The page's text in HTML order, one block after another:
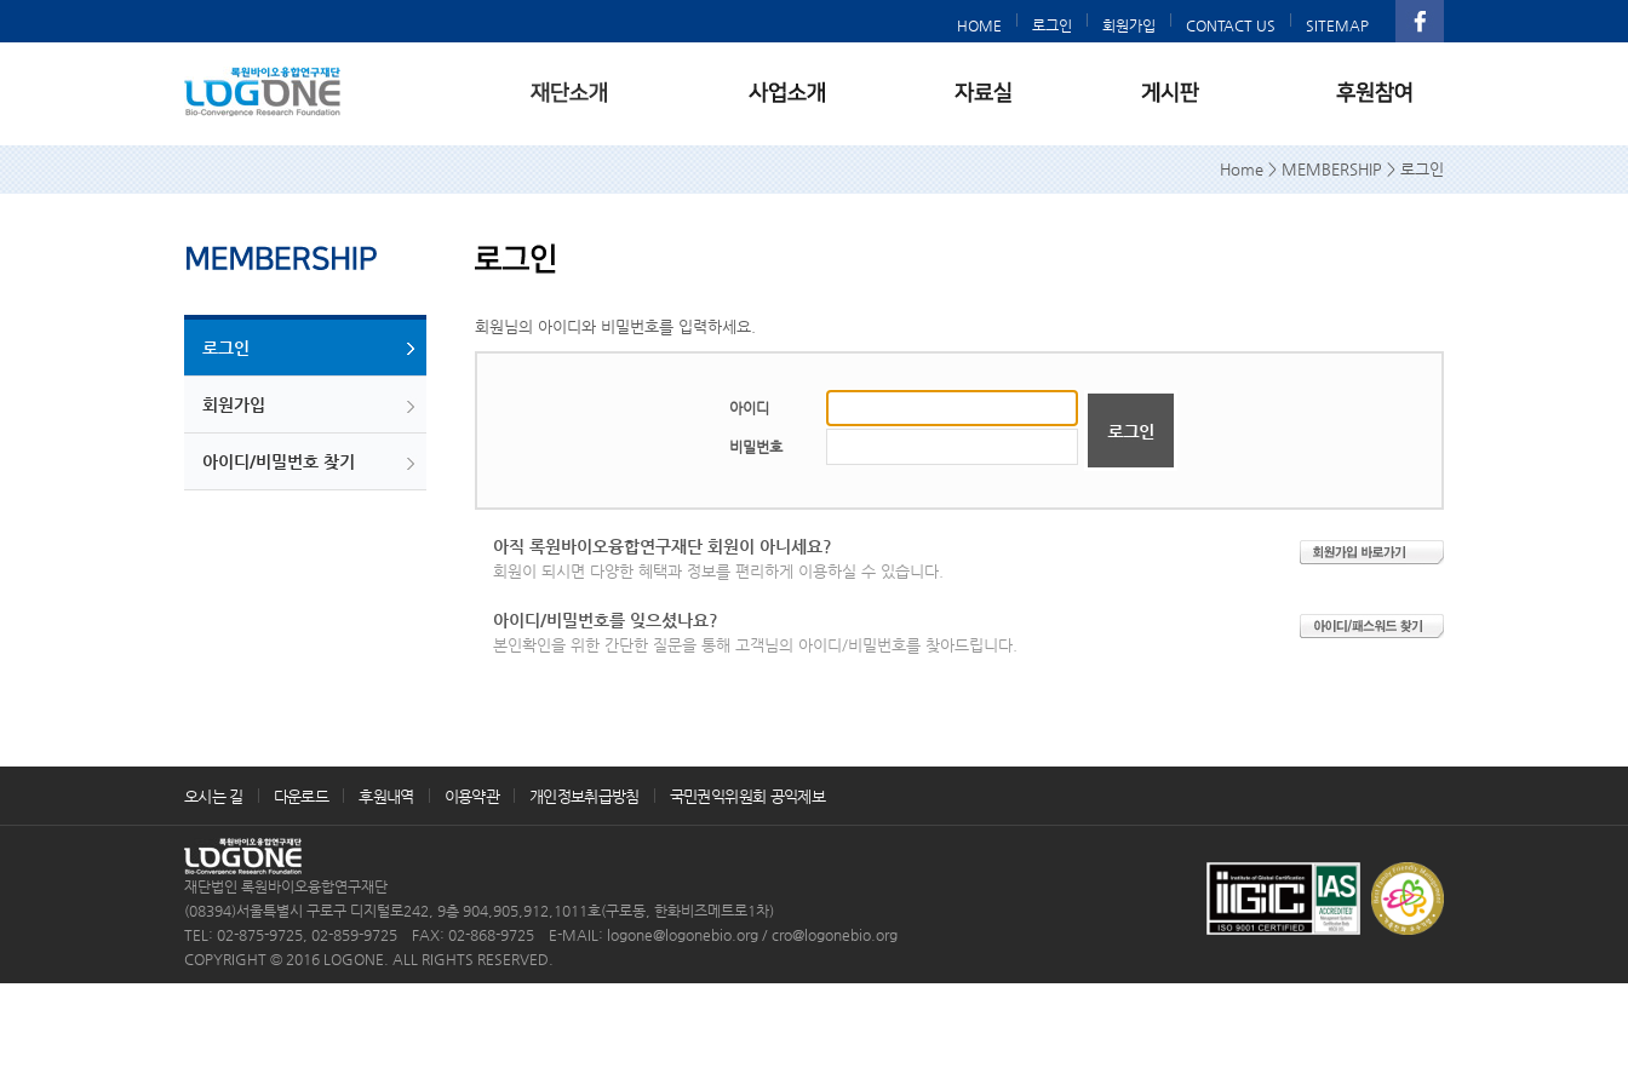
HOME 로그인 회원가입 CONTACT US SITEMAP
Home > MEMBERSHIP > 로그인
로그인
회원가입
아이디/비밀번호 찾기
회원님의 아이디와 비밀번호를 입력하세요.
아이디
비밀번호
아직 록원바이오융합연구재단 회원이 아니세요?
회원이 되시면 다양한 혜택과 정보를 편리하게 이용하실 수 있습니다.
아이디/비밀번호를 잊으셨나요?
본인확인을 위한 간단한 질문을 통해 고객님의 아이디/비밀번호를 찾아드립니다.
오시는 길 다운로드 후원내역 이용약관 개인정보취급방침 국민권익위원회 공익제보
재단법인 록원바이오융합연구재단
(08394)서울특별시 구로구 디지털로242, 9층 904,905,912,1011호(구로동, 한화비즈메트로1차)
TEL: 02-875-9725, 02-859-9725 FAX: 02-868-9725 E-MAIL: logone@logonebio.org / cro@logonebio.org
COPYRIGHT © 2016 LOGONE. ALL RIGHTS RESERVED.